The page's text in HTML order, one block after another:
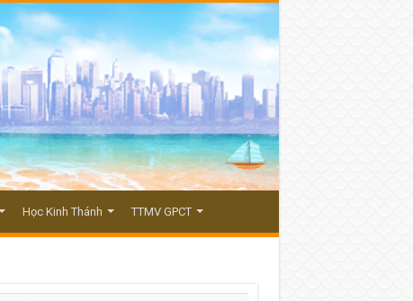
Học Kinh Thánh TTMV GPCT